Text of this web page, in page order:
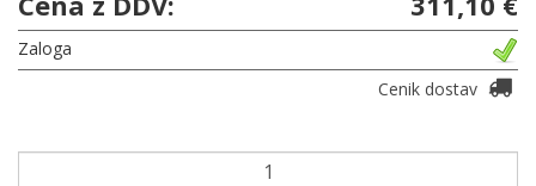
Zaloga
Cenik dostav